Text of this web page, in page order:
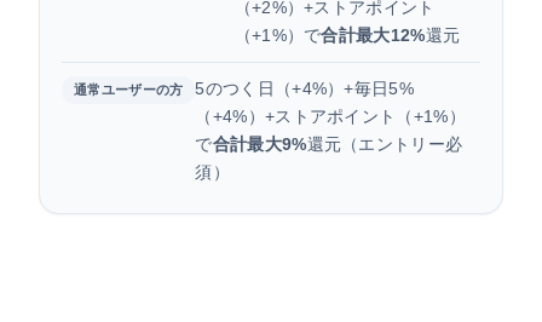
（+2%）+ストアポイント
（+1%）で合計最大12%還元
通常ユーザーの方
5のつく日（+4%）+毎日5%
（+4%）+ストアポイント（+1%）
で合計最大9%還元（エントリー必
須）